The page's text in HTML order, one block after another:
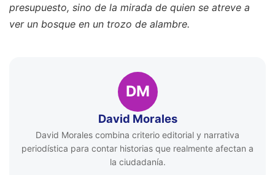
presupuesto, sino de la mirada de quien se atreve a
ver un bosque en un trozo de alambre.
DM
David Morales
David Morales combina criterio editorial y narrativa
periodística para contar historias que realmente afectan a
la ciudadanía.